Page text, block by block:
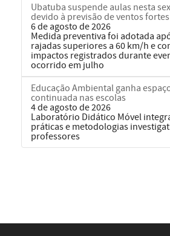
Ubatuba suspende aulas nesta
devido à previsão de ventos fortes
6 de agosto de 2026
Medida preventiva foi adotada
rajadas superiores a 60 km/h e
impactos registrados durante
ocorrido em julho
Educação Ambiental ganha
continuada nas escolas
4 de agosto de 2026
Laboratório Didático Móvel
práticas e metodologias
professores